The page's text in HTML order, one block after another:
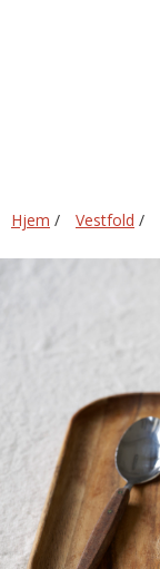
Hjem / Vestfold /